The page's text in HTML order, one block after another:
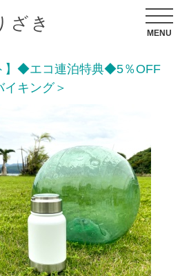
ざき
MENU
】◆エコ連泊特典◆5％OFF
キング＞